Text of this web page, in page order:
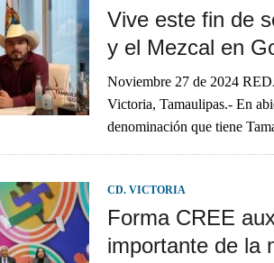
Vive este fin de
y el Mezcal en
Noviembre 27 de 2024
Victoria, Tamaulipas.- En
denominación que tiene
CD. VICTORIA
Forma CREE
importante de la